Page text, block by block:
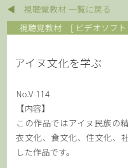
◀ 視聴覚教材 一覧に戻る
視聴覚教材
[ ビデオソフト
アイヌ文化を学ぶ
No.V-114
【内容】
この作品ではアイヌ民族の
衣文化、食文化、住文化、
した作品です。